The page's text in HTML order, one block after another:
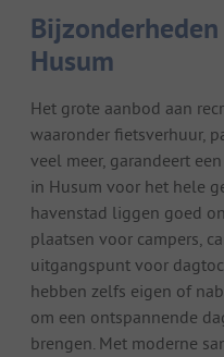
Husum
Het grote aanbod aan
waaronder fietsverhuur,
veel meer, garandeert
in Husum voor het hele
havenstad liggen goed
plaatsen voor campers,
uitgangspunt voor
hebben zelfs eigen of
om een ontspannende
brengen. Met moderne